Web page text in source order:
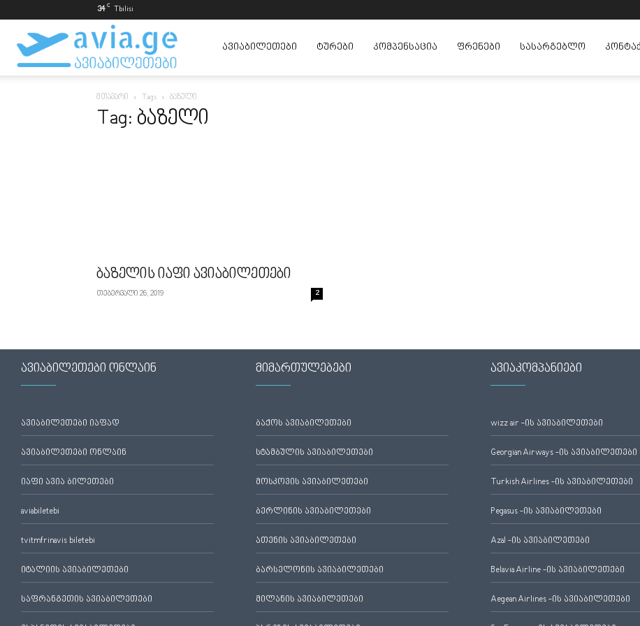
34 C Tbilisi
ავიაბილეთები
ყველაზე
ᲐᲕᲘᲐᲑᲘᲚᲔᲗᲔᲑᲘ ᲢᲣᲠᲔᲑᲘ ᲙᲝᲛᲞᲔᲜᲡᲐᲪᲘᲐ ᲤᲠᲔᲜᲔᲑᲘ ᲡᲐᲡᲐᲠᲒᲔᲑᲚᲝ
მთავარი Tags ბაზელი
Tag: ბაზელი
ბაზელის იაფი ავიაბილეთები
თებერვალი 26, 2019 2
ავიაბილეთები ონლაინ
ავიაბილეთები იაფად
ავიაბილეთები ონლაინ
იაფი ავია ბილეთები
aviabiletebi
tvitmfrinavis biletebi
იტალიის ავიაბილეთები
საფრანგეთის ავიაბილეთები
მიმართულებები
ბაქოს ავიაბილეთები
სტამბულის ავიაბილეთები
მოსკოვის ავიაბილეთები
ბერლინის ავიაბილეთები
ათენის ავიაბილეთები
ბარსელონის ავიაბილეთები
მილანის ავიაბილეთები
ავიაკომპანიები
wizz air -ის ავიაბილეთები
Georgian Airways -ის ავიაბილეთები
Turkish Airlines -ის ავიაბილეთები
Pegasus -ის ავიაბილეთები
Azal -ის ავიაბილეთები
Belavia Airline -ის ავიაბილეთები
Aegean Airlines -ის ავიაბილეთები